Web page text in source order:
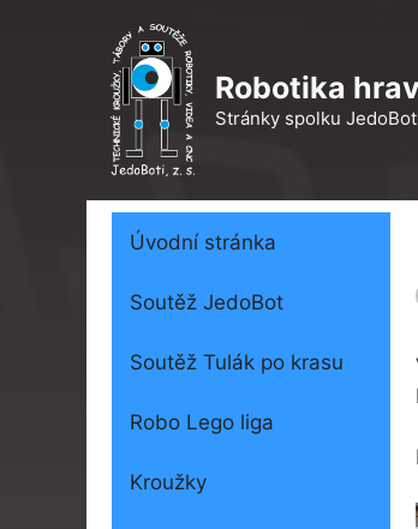
Robotika
Stránky spolku
Úvodní stránka
Soutěž JedoBot
Soutěž Tulák po krasu
Robo Lego liga
Kroužky